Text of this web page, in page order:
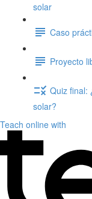
solar
Caso
Proyecto
Quiz final:
solar?
Teach online with